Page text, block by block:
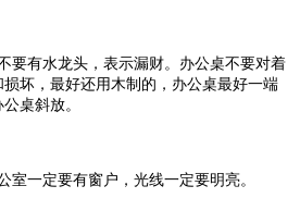
有水龙头，表示漏财。办公桌不要对着
坏，最好还用木制的，办公桌最好一端
桌斜放。
一定要有窗户，光线一定要明亮。